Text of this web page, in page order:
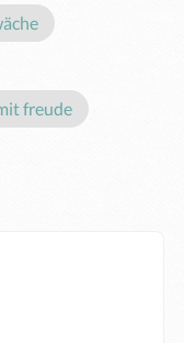
freude